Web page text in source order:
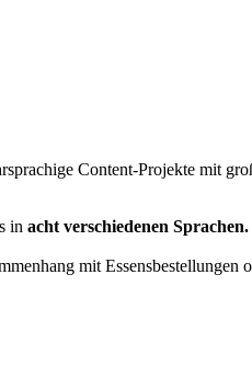
Content-Projekte mit
in acht verschiedenen Sprachen.
mit Essensbestellungen